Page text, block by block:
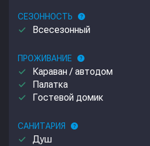
СЕЗОННОСТЬ help
done Всесезонный
ПРОЖИВАНИЕ help
done Караван / автодом
done Палатка
done Гостевой домик
САНИТАРИЯ help
done Душ